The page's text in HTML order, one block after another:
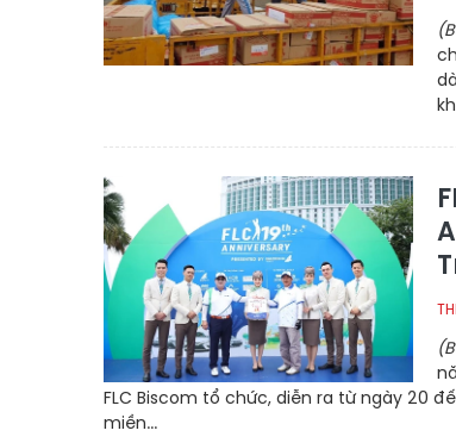
FLC Biscom tổ chức, diễn ra từ ngày 20
miền...